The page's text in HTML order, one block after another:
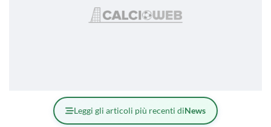
Leggi gli articoli più recenti diNews